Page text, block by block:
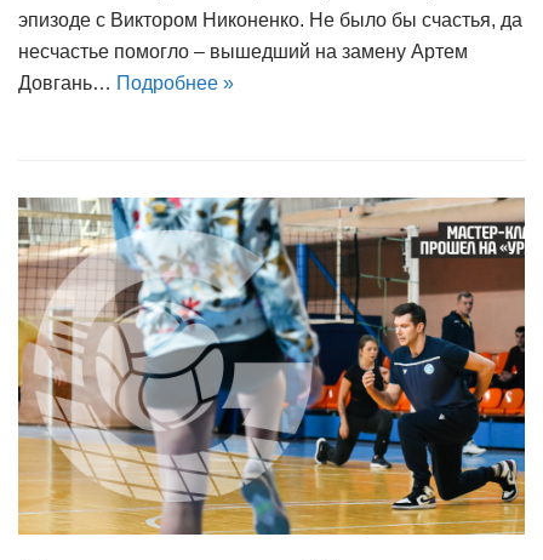
эпизоде с Виктором Никоненко. Не было бы счастья, да
несчастье помогло – вышедший на замену Артем
Довгань… Подробнее »